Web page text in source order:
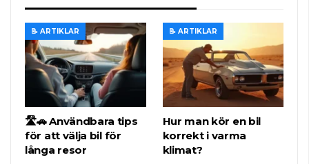
📝 ARTIKLAR
🛣️🚗 Användbara tips
för att välja bil för
långa resor
📝 ARTIKLAR
Hur man kör en bil
korrekt i varma
klimat?